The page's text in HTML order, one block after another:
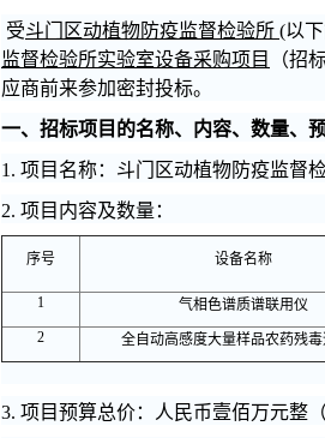
受斗门区动植物防疫监督检验所 (以
监督检验所实验室设备采购项目
（招
应商前来参加密封投标。
一、招标项目的名称、内容、数量、
1. 项目名称：斗门区动植物防疫监督
2. 项目内容及数量：
序号 设备名称
1
气相色谱质谱联用仪
2
全自动高感度大量样品农药残毒
3. 项目预算总价：人民币壹佰万元整（